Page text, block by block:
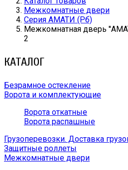
Межкомнатные двери
Серия АМАТИ (Рб)
Межкомнатная дверь
2
КАТАЛОГ
Безрамное остекление
Ворота и комплектующие
Ворота откатные
Ворота распашные
Грузоперевозки. Доставка
Защитные роллеты
Межкомнатные двери